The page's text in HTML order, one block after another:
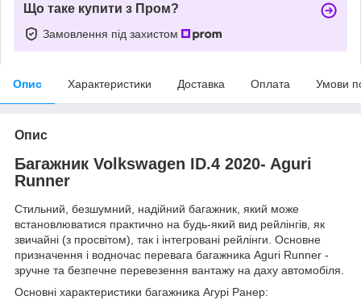
Що таке купити з Пром?
Замовлення під захистом
Опис Характеристики Доставка Оплата Умови
Опис
Багажник Volkswagen ID.4 2020- Aguri
Runner
Стильний, безшумний, надійний багажник, який може
встановлюватися практично на будь-який вид рейлінгів, як
звичайні (з просвітом), так і інтегровані рейлінги. Основне
призначення і водночас перевага багажника Aguri Runner -
зручне та безпечне перевезення вантажу на даху автомобіля.
Основні характеристики багажника Агурі Ранер: